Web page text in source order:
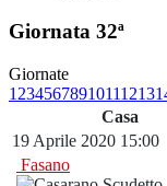
Giornata 32ª
Giornate
1 2345678910111213
Casa
19 Aprile 2020 15:00
Fasano